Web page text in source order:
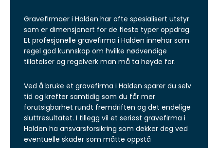
Gravefirmaer i Halden har ofte spesialisert utstyr
som er dimensjonert for de fleste typer oppdrag.
Et profesjonelle gravefirma i Halden innehar som
regel god kunnskap om hvilke nødvendige
tillatelser og regelverk man må ta høyde for.
Ved å bruke et gravefirma i Halden sparer du selv
tid og krefter samtidig som du får mer
forutsigbarhet rundt fremdriften og det endelige
sluttresultatet. I tillegg vil et seriøst gravefirma i
Halden ha ansvarsforsikring som dekker deg ved
eventuelle skader som måtte oppstå